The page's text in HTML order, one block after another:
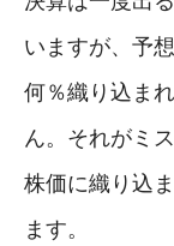
いますが、予
何％織り込ま
ん。それがミ
株価に織り込
ます。